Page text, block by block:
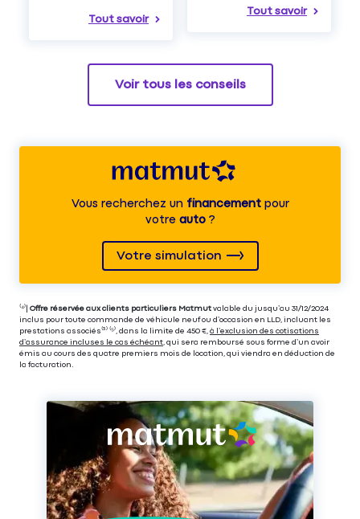
Tout savoir
Tout savoir
Voir tous les conseils
Vous recherchez unfinancementpour
votre auto?
Votre simulation
⁽⁴⁾| Offre réservée aux clients particuliers Matmut valable du jusqu’au 31/12/2024
inclus pour toute commande de véhicule neuf ou d’occasion en LLD, incluant les
prestations associés⁽³⁾ ⁽⁵⁾, dans la limite de 450 €, à l’exclusion des cotisations
d’assurance incluses le cas échéant, qui sera remboursé sous forme d’un avoir
émis au cours des quatre premiers mois de location, qui viendra en déduction de
la facturation.